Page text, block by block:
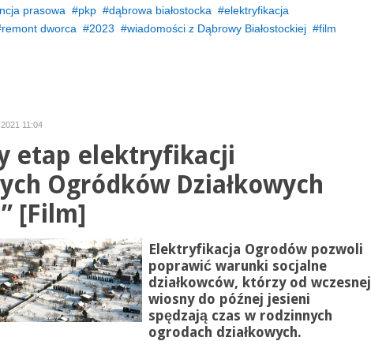
prasowa pkp dąbrowa białostocka
elektryfikacja
remont dworca 2023 wiadomości z Dąbrowy Białostockiej
film
11:04
etap elektryfikacji
Ogródków Działkowych
[Film]
Elektryfikacja Ogrodów pozwoli
poprawić warunki socjalne
działkowców, którzy od wczesnej
wiosny do późnej jesieni
spędzają czas w rodzinnych
ogrodach działkowych.